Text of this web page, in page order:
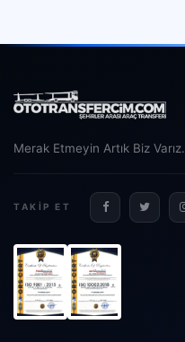
Merak Etmeyin Artık Biz Varız.
TAKIP ET